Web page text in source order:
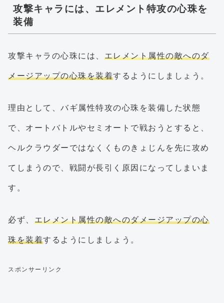
攻撃キャラには、エレメント特攻の心珠を
装備
攻撃キャラの心珠には、 エレメント属性の敵へのダ
メージアップの心珠を装着するようにしましょう。
理由として、バギ属性特攻の心珠を装備した状態
で、オートバトルやセミオートで戦おうとすると、
ヘルクラウダーではなくくものきょじんを先に攻め
てしまうので、戦闘が長引く原因になってしまいま
す。
必ず、 エレメント属性の敵へのダメージアップの心
珠を装着するようにしましょう。
スポンサーリンク